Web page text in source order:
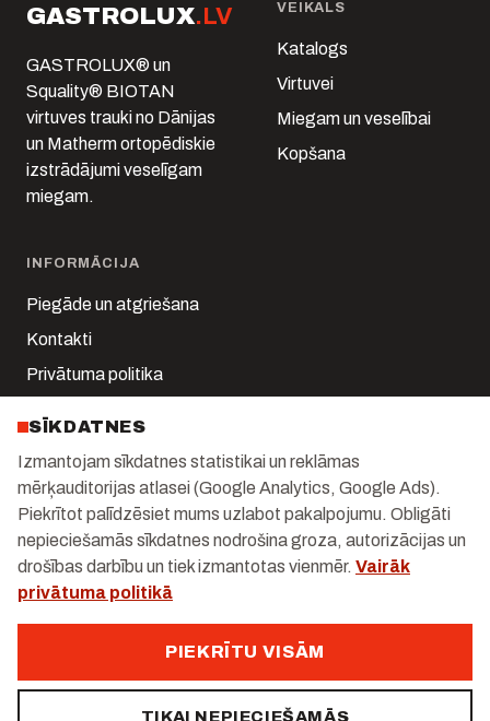
GASTROLUX.LV
GASTROLUX® un
Squality® BIOTAN
virtuves trauki no Dānijas
un Matherm ortopēdiskie
izstrādājumi veselīgam
miegam.
VEIKALS
Katalogs
Virtuvei
Miegam un veselībai
Kopšana
INFORMĀCIJA
Piegāde un atgriešana
Kontakti
Privātuma politika
KONTAKTI
Kalnciema iela 1-k2, Rīga
+371 29 247 171
info@gastrolux.lv
Darba dienās 10:00–18:00
SĪKDATNES
Izmantojam sīkdatnes statistikai un reklāmas
mērķauditorijas atlasei (Google Analytics, Google Ads).
Piekrītot palīdzēsiet mums uzlabot pakalpojumu. Obligāti
nepieciešamās sīkdatnes nodrošina groza, autorizācijas un
drošības darbību un tiek izmantotas vienmēr. Vairāk
privātuma politikā
PIEKRĪTU VISĀM
TIKAI NEPIECIEŠAMĀS